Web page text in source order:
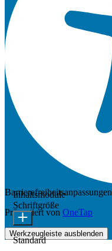
Barrierefreiheitsanpassungen
Präsentiert von OneTap
Werkzeugleiste ausblenden
Inhaltsmodule
Schriftgröße
Standard